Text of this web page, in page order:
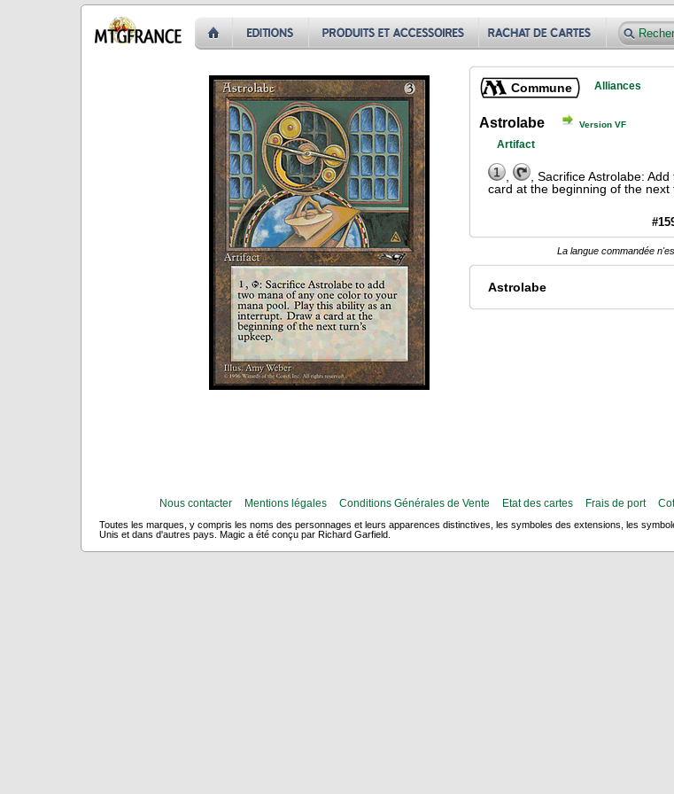
Commune Alliances
Astrolabe Version VF
Artifact
, Sacrifice Astrolabe:
card at the beginning of the next
La langue commandée
Astrolabe
Nous contacter Mentions légales Conditions Générales de Vente Etat des cartes Frais de port
Toutes les marques, y compris les noms des personnages et leurs apparences distinctives, les symboles des extensions, les
Unis et dans d'autres pays. Magic a été conçu par Richard Garfield.